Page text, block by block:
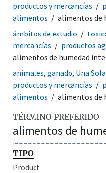
productos y mercancías
alimentos
alimentos de
ámbitos de estudio
mercancías
productos
alimentos de humedad
animales, ganado, Una
productos y mercancías
alimentos
alimentos de
TÉRMINO PREFERIDO
alimentos de
TIPO
Product